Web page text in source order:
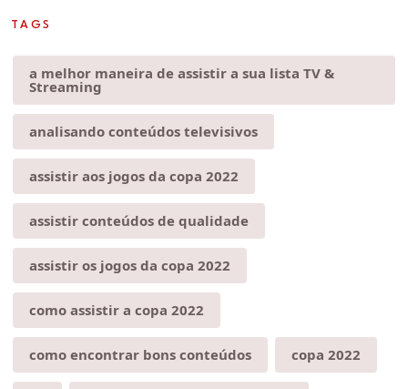
TAGS
a melhor maneira de assistir a sua lista TV &
Streaming
analisando conteúdos televisivos
assistir aos jogos da copa 2022
assistir conteúdos de qualidade
assistir os jogos da copa 2022
como assistir a copa 2022
como encontrar bons conteúdos copa 2022